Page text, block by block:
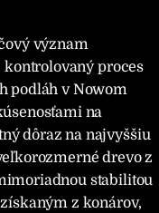
význam
proces
podláh v Nowom
na
dôraz na najvyššiu
drevo z
stabilitou
z konárov,